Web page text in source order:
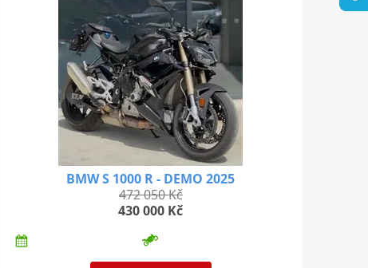
BMW S 1000 R - DEMO 2025
472 050 Kč
430 000 Kč